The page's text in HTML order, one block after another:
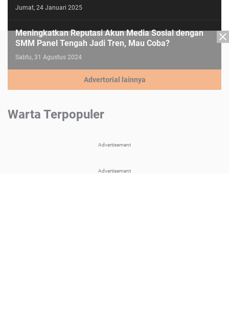
Jumat, 24 Januari 2025
Meningkatkan Reputasi Akun Media Sosial dengan
SMM Panel Tengah Jadi Tren, Mau Coba?
Sabtu, 31 Agustus 2024
Advertorial lainnya
Warta Terpopuler
Advertisement
Advertisement